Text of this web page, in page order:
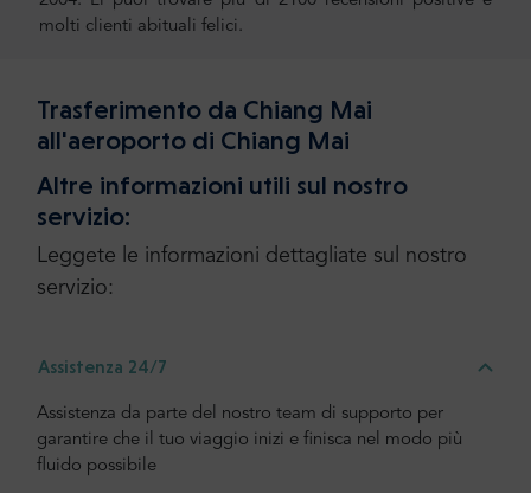
molti clienti abituali felici.
Trasferimento da Chiang Mai
all'aeroporto di Chiang Mai
Altre informazioni utili sul nostro
servizio:
Leggete le informazioni dettagliate sul nostro
servizio:
Assistenza 24/7
Assistenza da parte del nostro team di supporto per
garantire che il tuo viaggio inizi e finisca nel modo più
fluido possibile